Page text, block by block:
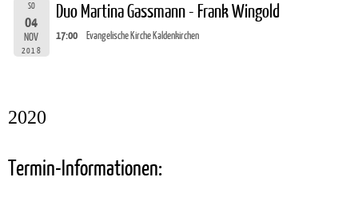
SO
04
NOV
2018
Duo Martina Gassmann - Frank Wingold
17:00 Evangelische Kirche Kaldenkirchen
2020
Termin-Informationen: